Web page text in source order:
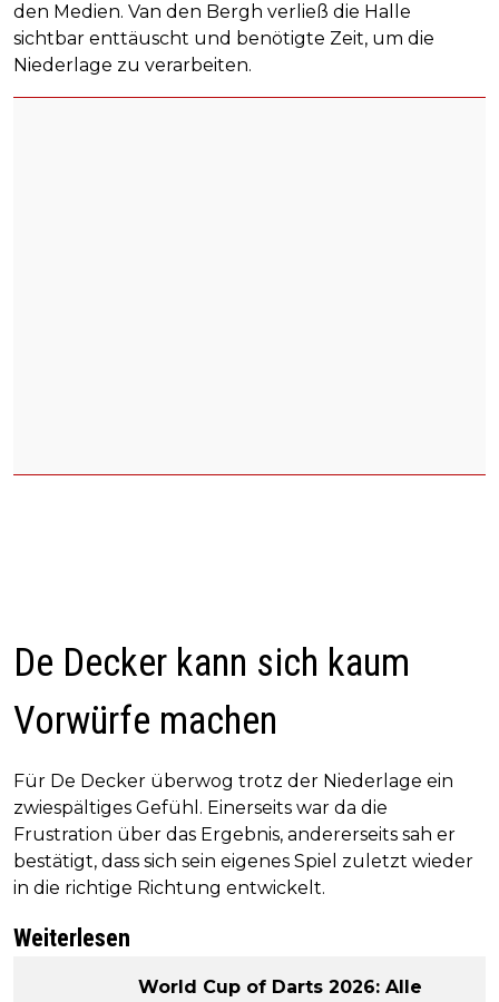
den Medien. Van den Bergh verließ die Halle
sichtbar enttäuscht und benötigte Zeit, um die
Niederlage zu verarbeiten.
De Decker kann sich kaum
Vorwürfe machen
Für De Decker überwog trotz der Niederlage ein
zwiespältiges Gefühl. Einerseits war da die
Frustration über das Ergebnis, andererseits sah er
bestätigt, dass sich sein eigenes Spiel zuletzt wieder
in die richtige Richtung entwickelt.
Weiterlesen
World Cup of Darts 2026: Alle